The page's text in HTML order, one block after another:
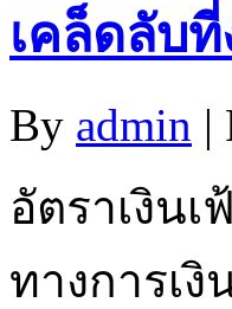
เคล็ดลับ
By admin |
อัตราเงิน
ทางการเ